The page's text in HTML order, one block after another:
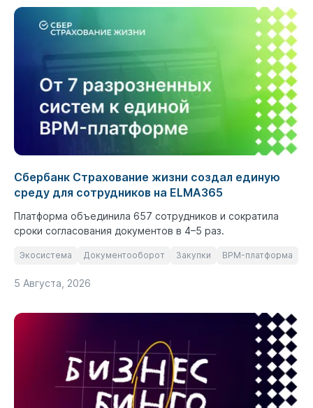
Сбербанк Страхование жизни создал единую
среду для сотрудников на ELMA365
Платформа объединила 657 сотрудников и сократила
сроки согласования документов в 4–5 раз.
Экосистема Документооборот Закупки BPM-платформа
5 Августа, 2026